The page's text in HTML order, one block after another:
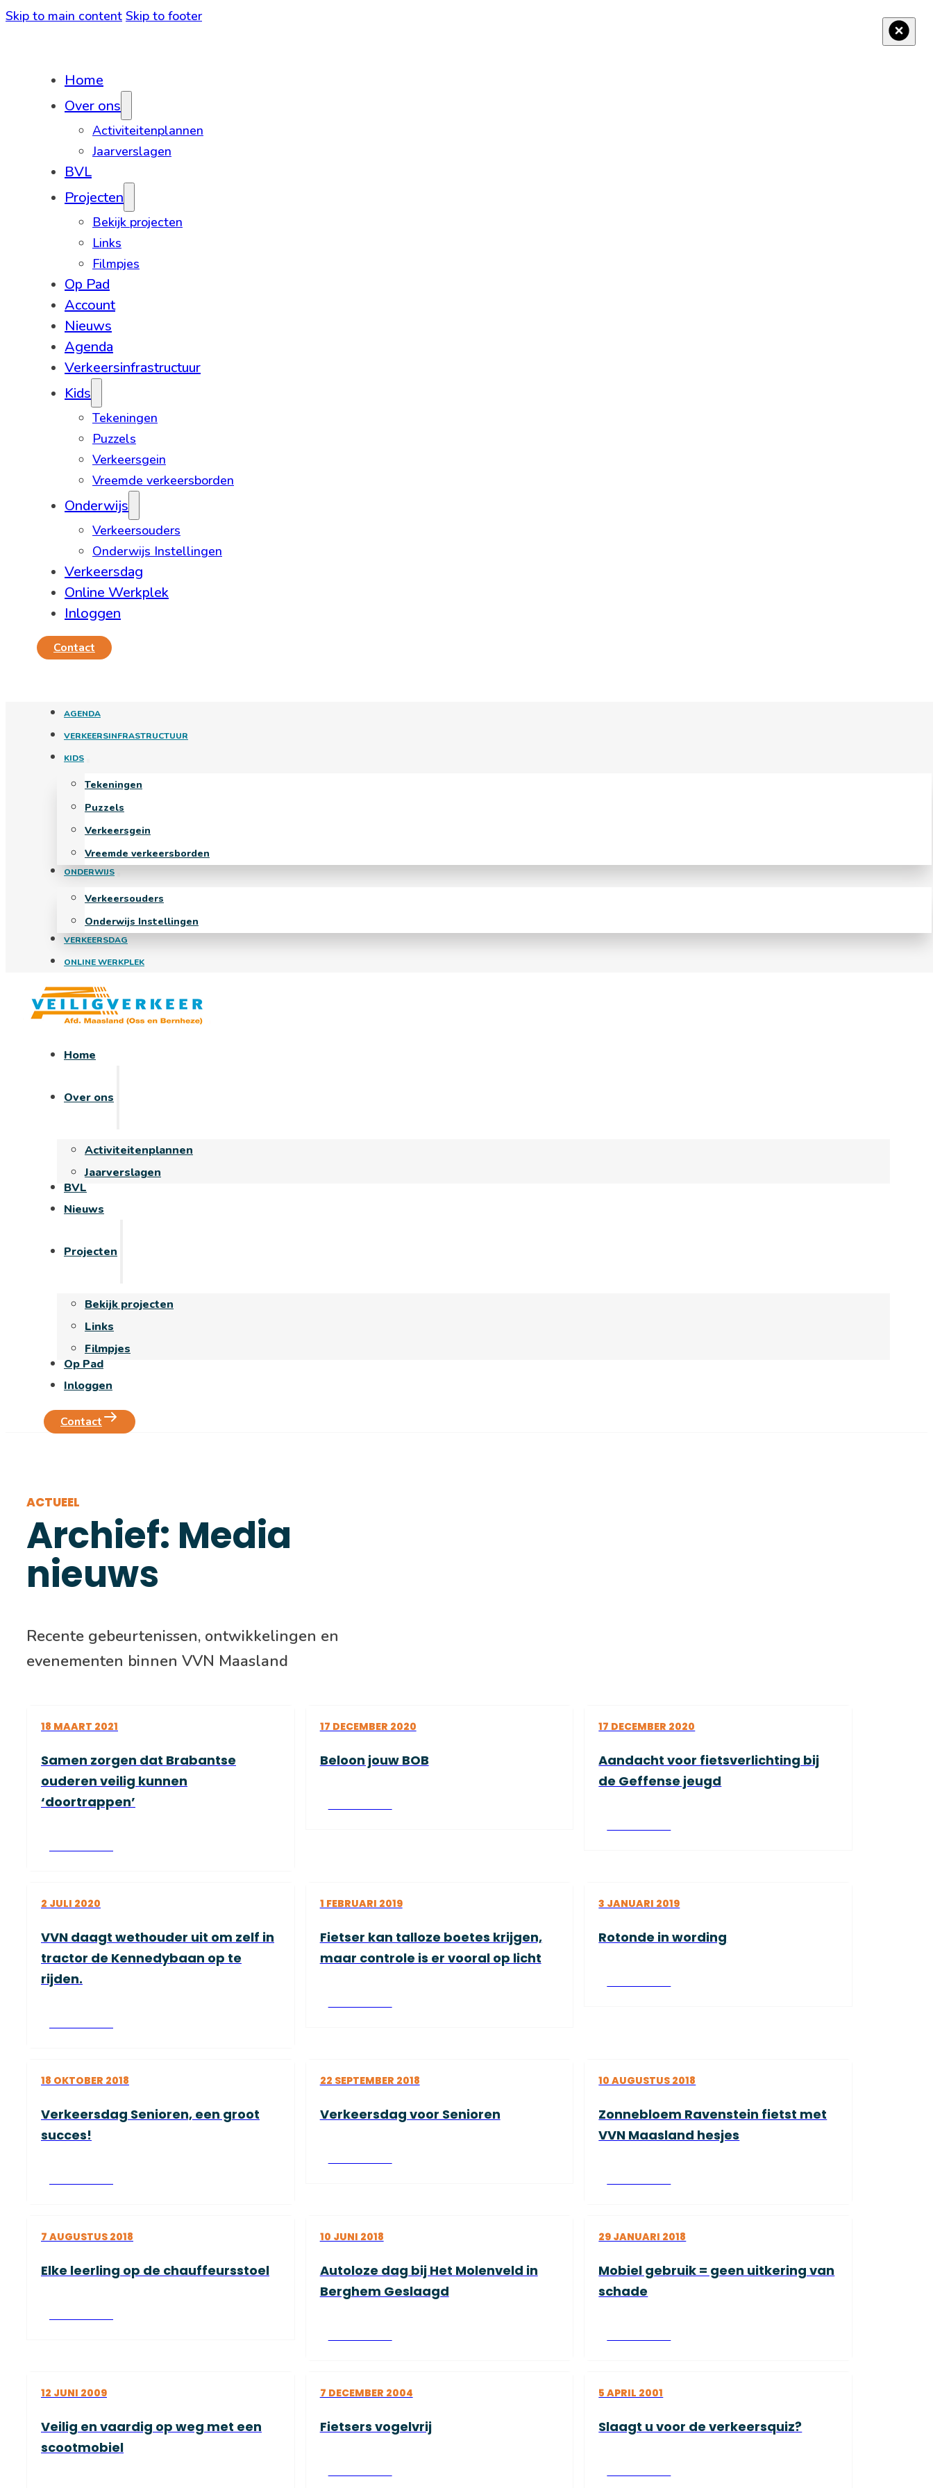
Skip to main content Skip to footer
Home
Over ons
Activiteitenplannen
Jaarverslagen
BVL
Projecten
Bekijk projecten
Links
Filmpjes
Op Pad
Account
Nieuws
Agenda
Verkeersinfrastructuur
Kids
Tekeningen
Puzzels
Verkeersgein
Vreemde verkeersborden
Onderwijs
Verkeersouders
Onderwijs Instellingen
Verkeersdag
Online Werkplek
Inloggen
Contact
AGENDA
VERKEERSINFRASTRUCTUUR
KIDS
Tekeningen
Puzzels
Verkeersgein
Vreemde verkeersborden
ONDERWIJS
Verkeersouders
Onderwijs Instellingen
VERKEERSDAG
ONLINE WERKPLEK
Home
Over ons
Activiteitenplannen
Jaarverslagen
BVL
Nieuws
Projecten
Bekijk projecten
Links
Filmpjes
Op Pad
Inloggen
Contact
ACTUEEL
Archief: Media
nieuws
Recente gebeurtenissen, ontwikkelingen en
evenementen binnen VVN Maasland
18 MAART 2021
Samen zorgen dat Brabantse
ouderen veilig kunnen
‘doortrappen’
17 DECEMBER 2020
Beloon jouw BOB
17 DECEMBER 2020
Aandacht voor fietsverlichting bij
de Geffense jeugd
2 JULI 2020
VVN daagt wethouder uit om zelf in
tractor de Kennedybaan op te
rijden.
1 FEBRUARI 2019
Fietser kan talloze boetes krijgen,
maar controle is er vooral op licht
3 JANUARI 2019
Rotonde in wording
18 OKTOBER 2018
Verkeersdag Senioren, een groot
succes!
22 SEPTEMBER 2018
Verkeersdag voor Senioren
10 AUGUSTUS 2018
Zonnebloem Ravenstein fietst met
VVN Maasland hesjes
7 AUGUSTUS 2018
Elke leerling op de chauffeursstoel
10 JUNI 2018
Autoloze dag bij Het Molenveld in
Berghem Geslaagd
29 JANUARI 2018
Mobiel gebruik = geen uitkering van
schade
12 JUNI 2009
Veilig en vaardig op weg met een
scootmobiel
7 DECEMBER 2004
Fietsers vogelvrij
5 APRIL 2001
Slaagt u voor de verkeersquiz?